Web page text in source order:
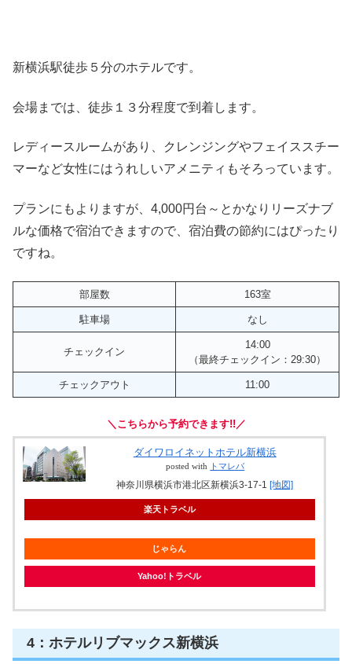
新横浜駅徒歩５分のホテルです。
会場までは、徒歩１３分程度で到着します。
レディースルームがあり、クレンジングやフェイススチー
マーなど女性にはうれしいアメニティもそろっています。
プランにもよりますが、4,000円台～とかなりリーズナブ
ルな価格で宿泊できますので、宿泊費の節約にはぴったり
ですね。
部屋数 163室
駐車場 なし
チェックイン
14:00
（最終チェックイン：29:30）
チェックアウト 11:00
＼こちらから予約できます!!／
ダイワロイネットホテル新横浜
posted with トマレバ
神奈川県横浜市港北区新横浜3-17-1[地図]
楽天トラベル
じゃらん
Yahoo!トラベル
4：ホテルリブマックス新横浜